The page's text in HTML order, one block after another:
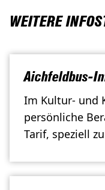
WEITERE
Aichfeldbus-
Im Kultur- und
persönliche
Tarif, speziell